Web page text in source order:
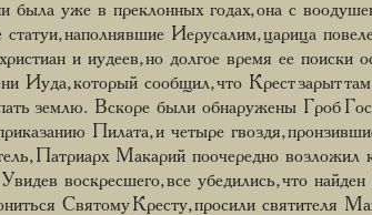
уже в преклонных годах, она с
наполнявшие Иерусалим, царица
и иудеев, но долгое время ее поиски
Иуда, который сообщил, что Крест зарыт
землю. Вскоре были обнаружены Гроб
Пилата, и четыре гвоздя,
Патриарх Макарий поочередно
воскресшего, все убедились, что
Святому Кресту, просили святителя